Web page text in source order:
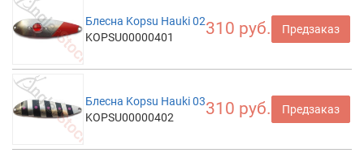
Блесна Kopsu Hauki 02
KOPSU00000401
310 руб. Предзаказ
Блесна Kopsu Hauki 03
KOPSU00000402
310 руб. Предзаказ